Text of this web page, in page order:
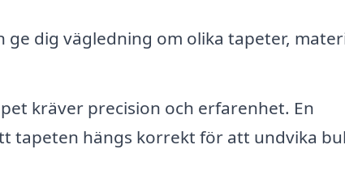
ge dig vägledning om olika tapeter,
kräver precision och erfarenhet. En
tapeten hängs korrekt för att undvika